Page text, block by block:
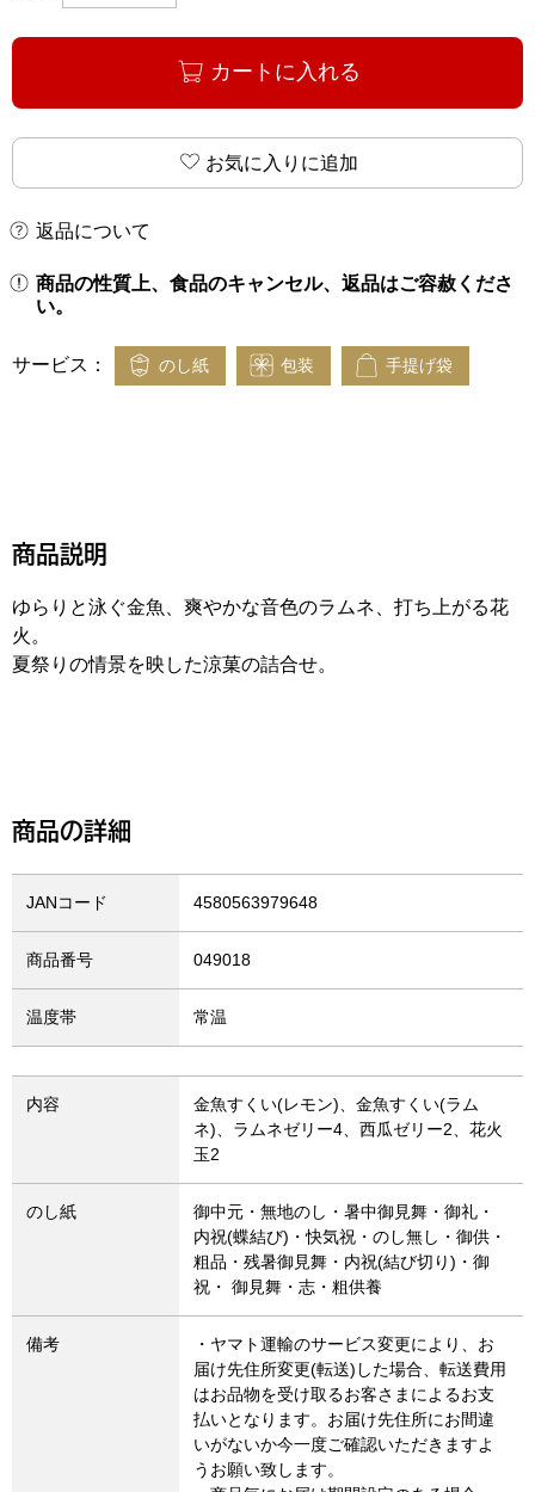
カートに入れる
お気に入りに追加
返品について
商品の性質上、食品のキャンセル、返品はご容赦くださ
い。
サービス： のし紙 包装 手提げ袋
商品説明
ゆらりと泳ぐ金魚、爽やかな音色のラムネ、打ち上がる花
火。
夏祭りの情景を映した涼菓の詰合せ。
商品の詳細
JANコード 4580563979648
商品番号 049018
温度帯 常温
内容
金魚すくい(レモン)、金魚すくい(ラム
ネ)、ラムネゼリー4、西瓜ゼリー2、花火
玉2
のし紙
御中元・無地のし・暑中御見舞・御礼・
内祝(蝶結び)・快気祝・のし無し・御供・
粗品・残暑御見舞・内祝(結び切り)・御
祝・ 御見舞・志・粗供養
備考
・ヤマト運輸のサービス変更により、お
届け先住所変更(転送)した場合、転送費用
はお品物を受け取るお客さまによるお支
払いとなります。お届け先住所にお間違
いがないか今一度ご確認いただきますよ
うお願い致します。